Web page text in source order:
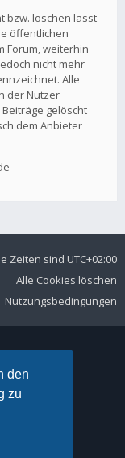
den
zu
bzw. löschen lässt
öffentlichen
Forum, weiterhin
nicht mehr
Alle
der Nutzer
gelöscht
dem Anbieter
Zeiten sind UTC+02:00
Alle Cookies löschen
Nutzungsbedingungen
61